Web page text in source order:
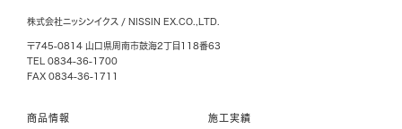
株式会社ニッシンイクス / NISSIN EX.CO.,LTD.
〒745-0814 山口県周南市鼓海2丁目118番63
TEL 0834-36-1700
FAX 0834-36-1711
商品情報 施工実績